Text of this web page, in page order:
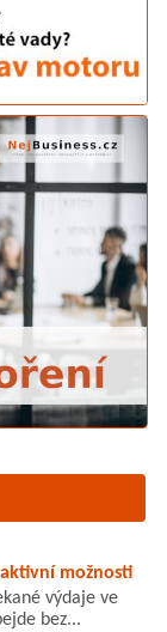
možnosti
výdaje ve
bez...